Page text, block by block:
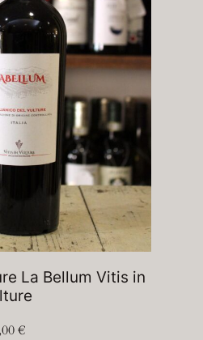
La Bellum Vitis in
€